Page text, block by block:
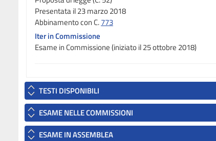
Presentata il 23 marzo 2018
Abbinamento con C.773
Iter in Commissione
Esame in Commissione (iniziato il 25 ottobre 2018)
TESTI DISPONIBILI
ESAME NELLE COMMISSIONI
ESAME IN ASSEMBLEA